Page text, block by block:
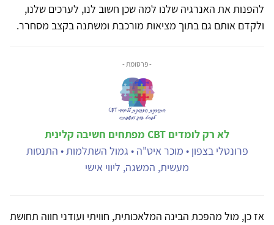
להפנות את האנרגיה שלנו למה שכן חשוב לנו, לערכים שלנו,
ולקדם אותם גם בתוך מציאות מורכבת ומשתנה בקצב מסחרר.
- פרסומת -
לא רק לומדים CBT מפתחים חשיבה קלינית
פרונטלי בצפון • מוכר איט"ה • גמול השתלמות • התנסות
מעשית, המשגה, ליווי אישי
אז כן, מול מהפכת הבינה המלאכותית, חוויתי ועודני חווה תחושת